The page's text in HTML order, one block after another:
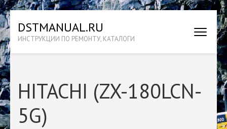
Перейти
к
содержимому
(нажмите
Enter)
DSTMANUAL.RU
ИНСТРУКЦИИ ПО РЕМОНТУ, КАТАЛОГИ
HITACHI (ZX-180LCN-
5G)